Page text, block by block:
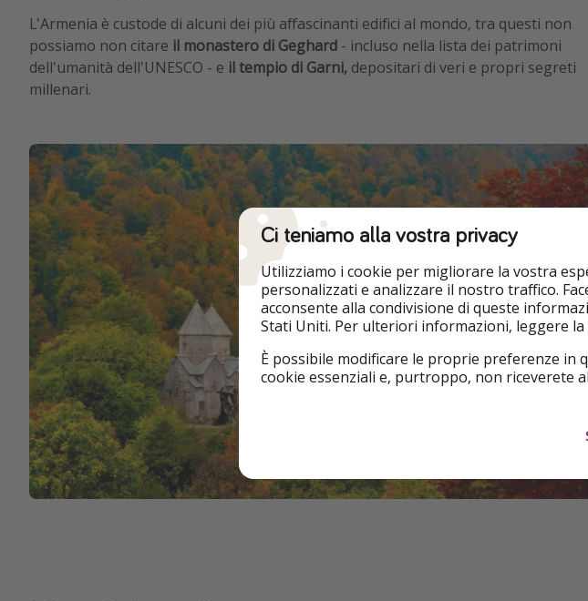
L'Armenia è custode di alcuni dei più affascinanti edifici al mondo, tra questi non
possiamo non citare il monastero di Geghard - incluso nella lista dei patrimoni
dell'umanità dell'UNESCO - e il tempio di Garni, depositari di veri e propri segreti
millenari.
Ci teniamo alla vostra privacy
Utilizziamo i cookie per migliorare la vostra
personalizzati e analizzare il nostro traffico.
acconsente alla condivisione di queste
Stati Uniti. Per ulteriori informazioni, leggere
È possibile modificare le proprie preferenze in
cookie essenziali e, purtroppo, non riceverete